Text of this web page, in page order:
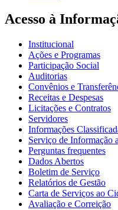
Acesso à
Institucional
Ações e Programas
Participação Social
Auditorias
Convênios e
Receitas e Despesas
Licitações e Contratos
Servidores
Informações
Serviço de Informação
Perguntas frequentes
Dados Abertos
Boletim de Serviço
Relatórios de Gestão
Carta de Serviços ao
Avaliação e Correição